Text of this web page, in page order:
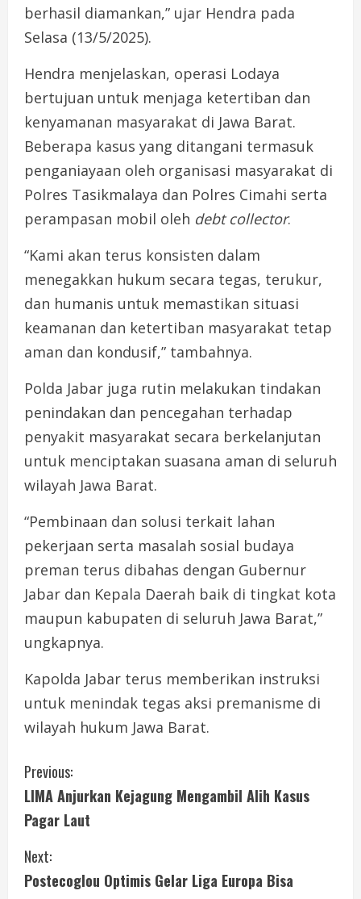
berhasil diamankan,” ujar Hendra pada
Selasa (13/5/2025).
Hendra menjelaskan, operasi Lodaya
bertujuan untuk menjaga ketertiban dan
kenyamanan masyarakat di Jawa Barat.
Beberapa kasus yang ditangani termasuk
penganiayaan oleh organisasi masyarakat di
Polres Tasikmalaya dan Polres Cimahi serta
perampasan mobil oleh debt collector.
“Kami akan terus konsisten dalam
menegakkan hukum secara tegas, terukur,
dan humanis untuk memastikan situasi
keamanan dan ketertiban masyarakat tetap
aman dan kondusif,” tambahnya.
Polda Jabar juga rutin melakukan tindakan
penindakan dan pencegahan terhadap
penyakit masyarakat secara berkelanjutan
untuk menciptakan suasana aman di seluruh
wilayah Jawa Barat.
“Pembinaan dan solusi terkait lahan
pekerjaan serta masalah sosial budaya
preman terus dibahas dengan Gubernur
Jabar dan Kepala Daerah baik di tingkat kota
maupun kabupaten di seluruh Jawa Barat,”
ungkapnya.
Kapolda Jabar terus memberikan instruksi
untuk menindak tegas aksi premanisme di
wilayah hukum Jawa Barat.
C
o
n
t
Previous:
LIMA Anjurkan Kejagung Mengambil Alih Kasus
Pagar Laut
Next:
Postecoglou Optimis Gelar Liga Europa Bisa